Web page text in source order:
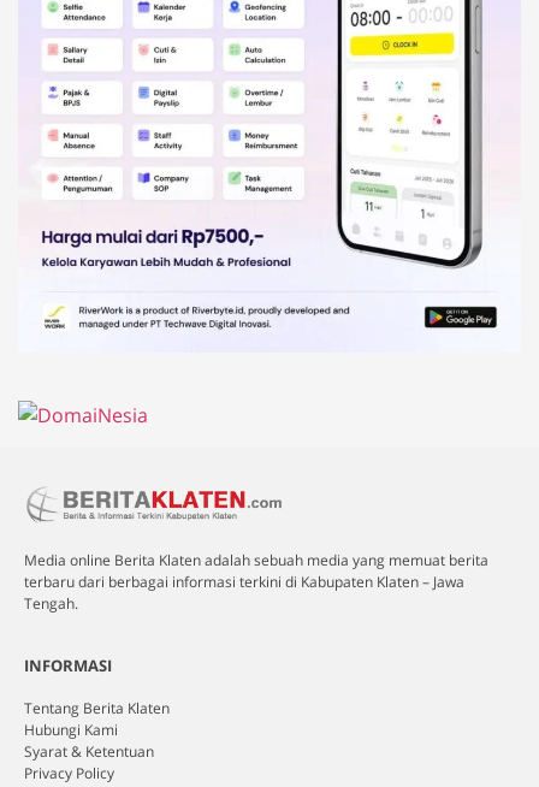
Media online Berita Klaten adalah sebuah media yang memuat berita
terbaru dari berbagai informasi terkini di Kabupaten Klaten – Jawa
Tengah.
INFORMASI
Tentang Berita Klaten
Hubungi Kami
Syarat & Ketentuan
Privacy Policy